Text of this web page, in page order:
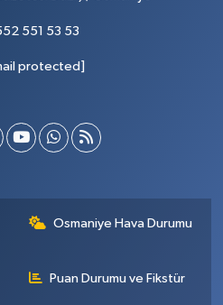
551 53 53
protected]
Osmaniye Hava Durumu
Puan Durumu ve Fikstür